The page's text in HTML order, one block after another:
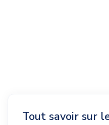
Tout savoir sur